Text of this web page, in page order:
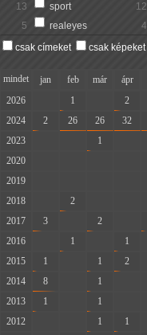
13
sport 12
5
realeyes 4
csak címeket
csak képeket
mindet jan feb már ápr
2026
1 2
2024
2 26 26 32
2023
1
2020
2019
2018
2
2017
3 2
2016
1 1
2015
1 1 2
2014
8 1
2013
1 1
2012
1 1